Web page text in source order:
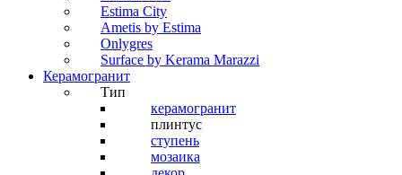
Estima City
Ametis by Estima
Onlygres
Surface by Kerama Marazzi
Керамогранит
Тип
керамогранит
плинтус
ступень
мозаика